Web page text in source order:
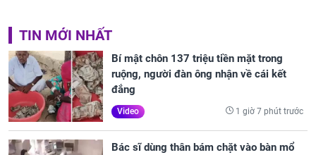
TIN MỚI NHẤT
Bí mật chôn 137 triệu tiền mặt trong
ruộng, người đàn ông nhận về cái kết
đắng
Video 1 giờ 7 phút trước
Bác sĩ dùng thân bám chặt vào bàn mổ